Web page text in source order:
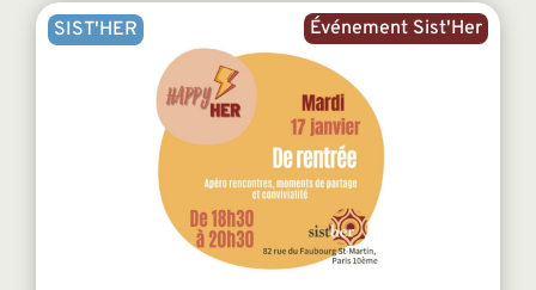
Événement Sist'Her
SIST'HER